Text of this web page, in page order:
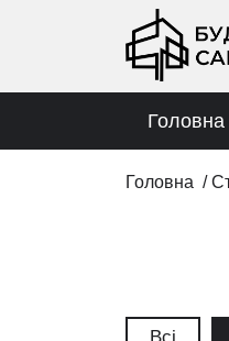
Головна
Головна /